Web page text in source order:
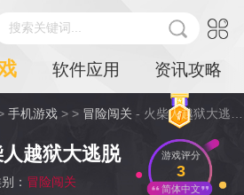
搜索关键词...
软件应用 资讯攻略
手机游戏 > > 冒险闯关 - 火柴人越狱大逃脱详情
人越狱大逃脱
： 冒险闯关
游戏评分
3
简体中文